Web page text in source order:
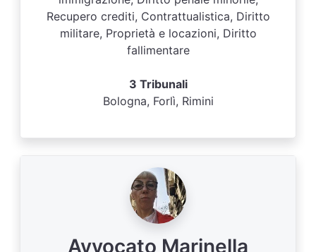
Recupero crediti, Contrattualistica, Diritto
militare, Proprietà e locazioni, Diritto
fallimentare
3 Tribunali
Bologna, Forlì, Rimini
Avvocato Marinella